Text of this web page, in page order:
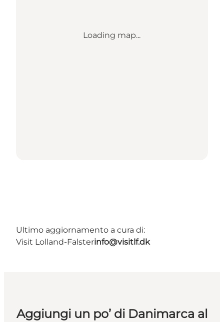
Loading map...
Ultimo aggiornamento a cura di:
Visit Lolland-Falsterinfo@visitlf.dk
Aggiungi un po’ di Danimarca al